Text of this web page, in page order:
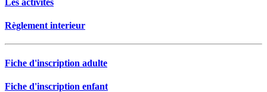
Règlement interieur
Fiche d'inscription adulte
Fiche d'inscription enfant